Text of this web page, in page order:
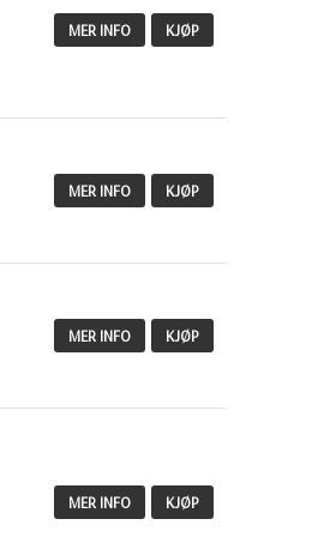
KJØP
MER INFO
KJØP
MER INFO
KJØP
MER INFO
KJØP
MER INFO